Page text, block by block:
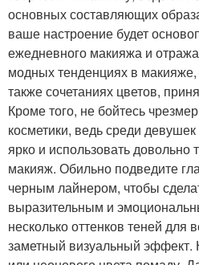
основных составляющих
ваше настроение будет
ежедневного макияжа и
модных тенденциях в
также сочетаниях цветов,
Кроме того, не бойтесь
косметики, ведь среди
ярко и использовать
макияж. Обильно подведите
черным лайнером, чтобы
выразительным и
несколько оттенков теней для
заметный визуальный эффект.